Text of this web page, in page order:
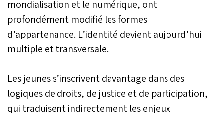
mondialisation et le numérique, ont
profondément modifié les formes
d’appartenance. L’identité devient aujourd’hui
multiple et transversale.
Les jeunes s’inscrivent davantage dans des
logiques de droits, de justice et de participation,
qui traduisent indirectement les enjeux